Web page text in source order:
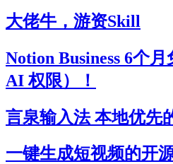
大佬牛，游资Skill
Notion Business 6个
AI 权限）！
言泉输入法 本地优先
一键生成短视频的开